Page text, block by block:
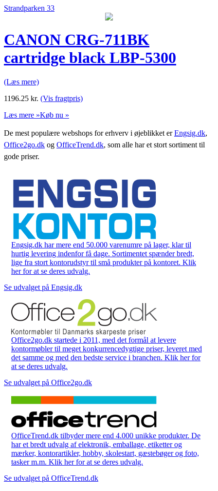
Strandparken 33
CANON CRG-711BK
cartridge black LBP-5300
(Læs mere)
1196.25 kr. (Vis fragtpris)
Læs mere »Køb nu »
De mest populære webshops for erhverv i øjeblikket erEngsig.dk,
Office2go.dk og OfficeTrend.dk, som alle har et stort sortiment til
gode priser.
Engsig.dk har mere end 50.000 varenumre på lager, klar til
hurtig levering indenfor få dage. Sortimentet spænder bredt,
lige fra stort kontorudstyr til små produkter på kontoret. Klik
her for at se deres udvalg.
Se udvalget på Engsig.dk
Office2go.dk startede i 2011, med det formål at levere
kontormøbler til meget konkurrencedygtige priser, leveret med
det samme og med den bedste service i branchen. Klik her for
at se deres udvalg.
Se udvalget på Office2go.dk
OfficeTrend.dk tilbyder mere end 4.000 unikke produkter. De
har et bredt udvalg af elektronik, emballage, etiketter og
mærker, kontorartikler, hobby, skolestart, gæstebøger og foto,
tasker m.m. Klik her for at se deres udvalg.
Se udvalget på OfficeTrend.dk